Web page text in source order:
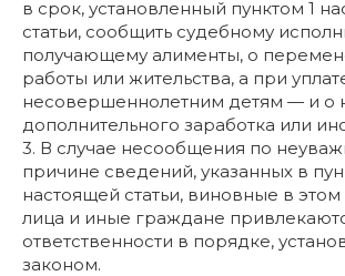
в срок, установленный пунктом 1
статьи, сообщить судебному
получающему алименты, о
работы или жительства, а при
несовершеннолетним детям — и о
дополнительного заработка или
3. В случае несообщения по
причине сведений, указанных в
настоящей статьи, виновные в
лица и иные граждане
ответственности в порядке,
законом.